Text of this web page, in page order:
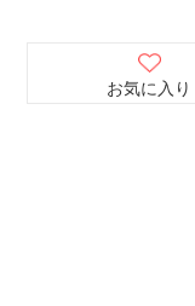
お気に入り